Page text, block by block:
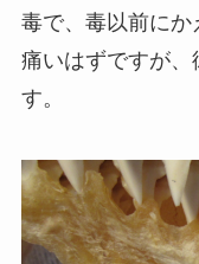
毒で、毒以前にか
痛いはずですが
す。